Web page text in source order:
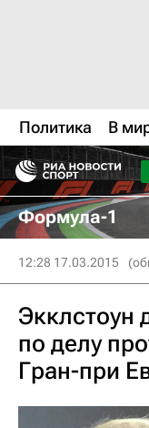
Политика В
Формула-1
12:28 17.03.2015
Экклстоун
по делу
Гран-при